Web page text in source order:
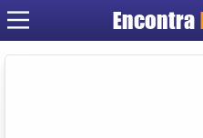
Encontra